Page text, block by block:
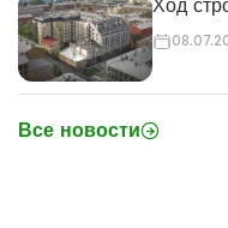
Ход
Все новости